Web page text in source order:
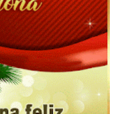
Edmunda